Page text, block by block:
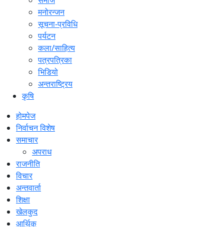
मनोरन्जन
सूचना-प्रविधि
पर्यटन
कला/साहित्य
पत्रपत्रिका
भिडियो
अन्तराष्ट्रिय
कृषि
होमपेज
निर्वाचन विशेष
समाचार
अपराध
राजनीति
विचार
अन्तवार्ता
शिक्षा
खेलकुद
आर्थिक